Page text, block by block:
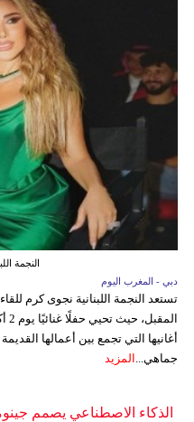
النجمة
دبي - المغرب اليوم
تستعد النجمة اللبنانية نجوى كرم
أغانيها التي تجمع بين أعمالها
جماهي...
المزيد
الذكاء الاصطناعي يصمم